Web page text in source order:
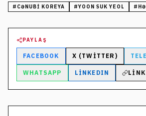
# CƏNUBI KOREYA #YOON SUK YEOL #
PAYLAŞ
FACEBOOK X (TWITTER)
WHATSAPP LINKEDIN LINK